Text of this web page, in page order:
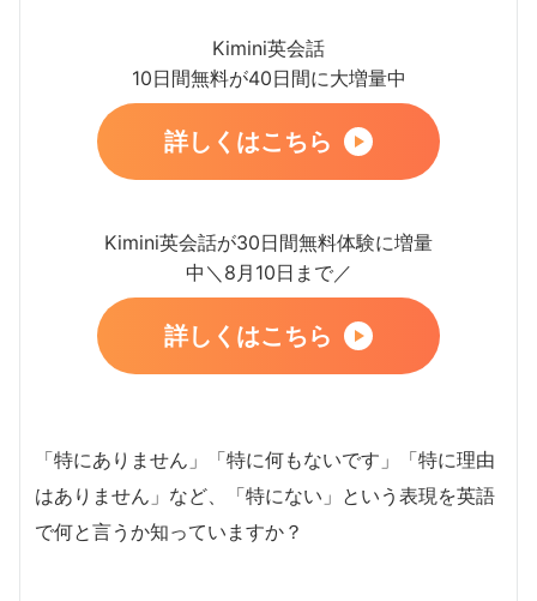
Kimini英会話
10日間無料が40日間に大増量中
詳しくはこちら
Kimini英会話が30日間無料体験に増量
中＼8月10日まで／
詳しくはこちら
「特にありません」「特に何もないです」「特に理由
はありません」など、「特にない」という表現を英語
で何と言うか知っていますか？